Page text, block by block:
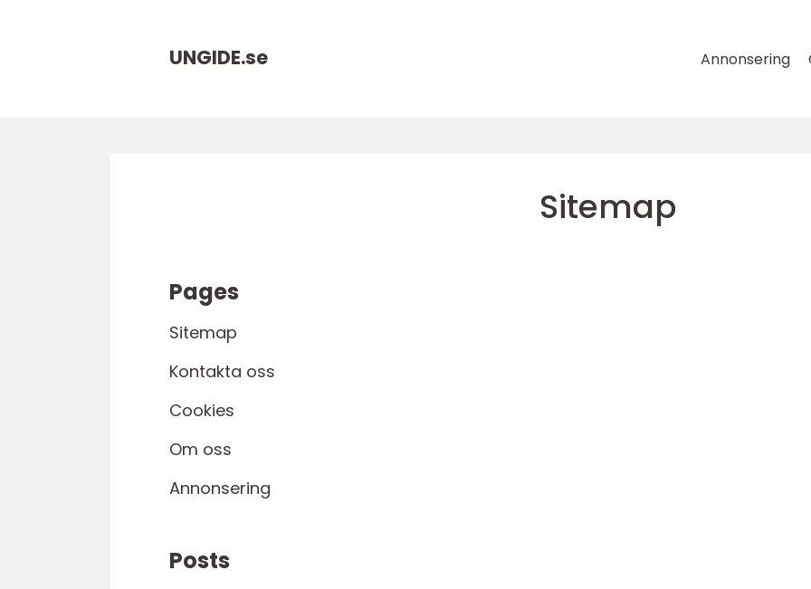
UNGIDE.se Annonsering
Sitemap
Pages
Sitemap
Kontakta oss
Cookies
Om oss
Annonsering
Posts